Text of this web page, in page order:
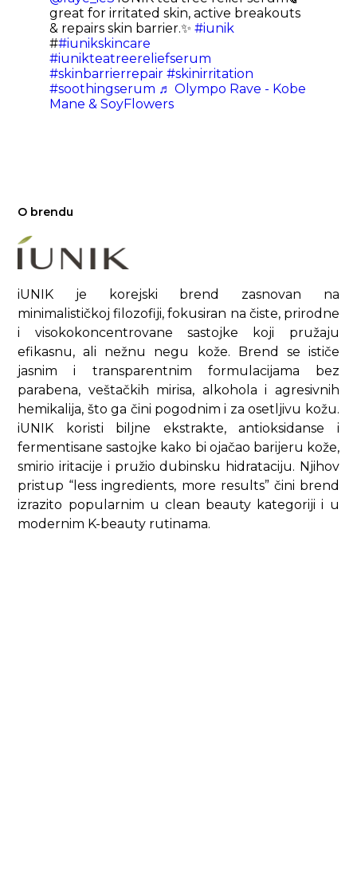
great for irritated skin, active breakouts
& repairs skin barrier.✨#iunik
##iunikskincare
#iunikteatreereliefserum
#skinbarrierrepair #skinirritation
#soothingserum ♬ Olympo Rave - Kobe
Mane & SoyFlowers
O brendu
iUNIK je korejski brend zasnovan na
minimalističkoj filozofiji, fokusiran na čiste, prirodne
i visokokoncentrovane sastojke koji pružaju
efikasnu, ali nežnu negu kože. Brend se ističe
jasnim i transparentnim formulacijama bez
parabena, veštačkih mirisa, alkohola i agresivnih
hemikalija, što ga čini pogodnim i za osetljivu kožu.
iUNIK koristi biljne ekstrakte, antioksidanse i
fermentisane sastojke kako bi ojačao barijeru kože,
smirio iritacije i pružio dubinsku hidrataciju. Njihov
pristup “less ingredients, more results” čini brend
izrazito popularnim u clean beauty kategoriji i u
modernim K-beauty rutinama.